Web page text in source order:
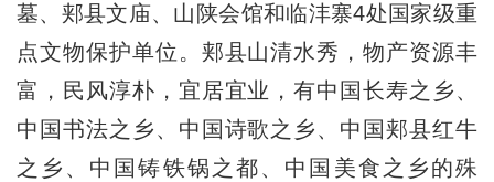
墓、郏县文庙、山陕会馆和临沣寨4处国家级重
点文物保护单位。郏县山清水秀，物产资源丰
富，民风淳朴，宜居宜业，有中国长寿之乡、
中国书法之乡、中国诗歌之乡、中国郏县红牛
之乡、中国铸铁锅之都、中国美食之乡的殊